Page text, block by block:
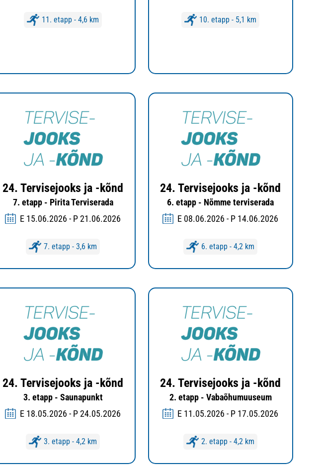
11. etapp - 4,6 km 10. etapp - 5,1 km
24. Tervisejooks ja -kõnd
7. etapp - Pirita Terviserada
E 15.06.2026 - P 21.06.2026
7. etapp - 3,6 km
24. Tervisejooks ja -kõnd
6. etapp - Nõmme terviserada
E 08.06.2026 - P 14.06.2026
6. etapp - 4,2 km
24. Tervisejooks ja -kõnd
3. etapp - Saunapunkt
E 18.05.2026 - P 24.05.2026
3. etapp - 4,2 km
24. Tervisejooks ja -kõnd
2. etapp - Vabaõhumuuseum
E 11.05.2026 - P 17.05.2026
2. etapp - 4,2 km